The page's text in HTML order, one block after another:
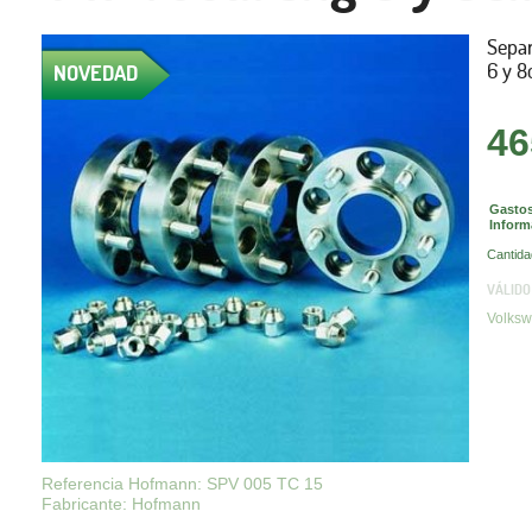
NOVEDAD
Referencia Hofmann: SPV 005 TC 15
Fabricante: Hofmann
6 y